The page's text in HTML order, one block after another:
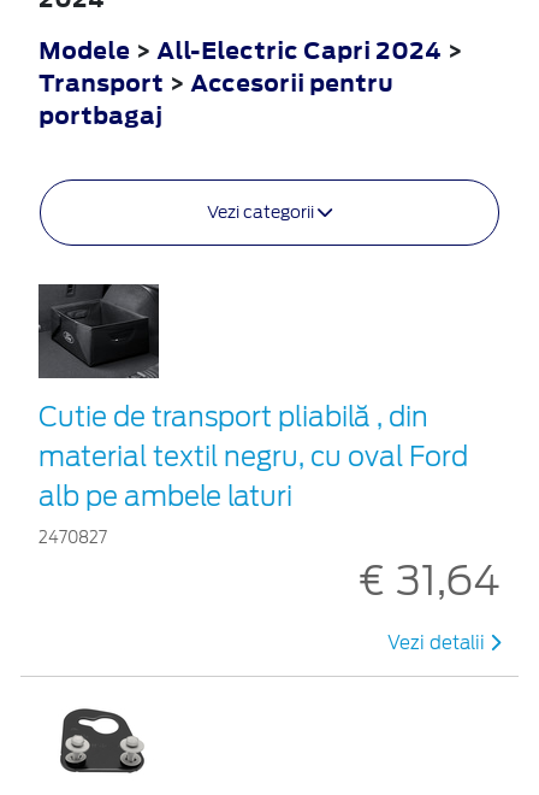
Modele > All-Electric Capri 2024 >
Transport > Accesorii pentru
portbagaj
Vezi categorii
Cutie de transport pliabilă , din
material textil negru, cu oval Ford
alb pe ambele laturi
2470827
€ 31,64
Vezi detalii